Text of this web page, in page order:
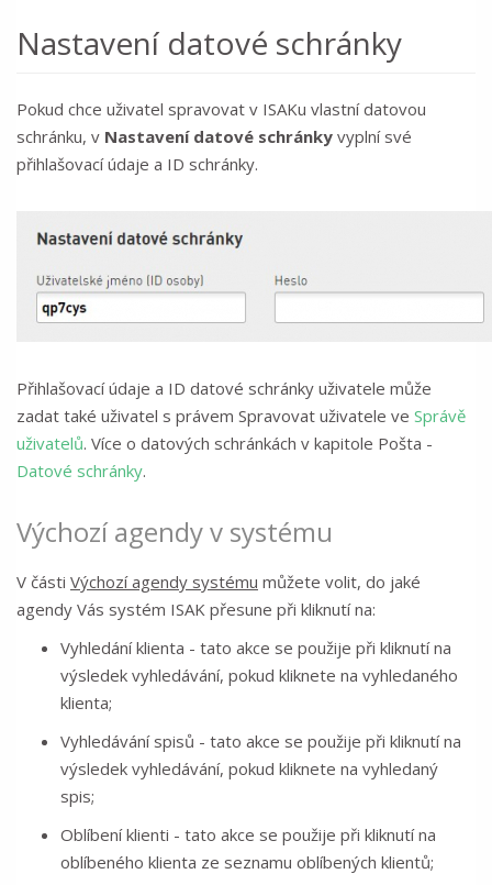
Nastavení datové schránky
Pokud chce uživatel spravovat v ISAKu vlastní datovou
schránku, v Nastavení datové schránky vyplní své
přihlašovací údaje a ID schránky.
Přihlašovací údaje a ID datové schránky uživatele může
zadat také uživatel s právem Spravovat uživatele ve Správě
uživatelů. Více o datových schránkách v kapitole Pošta -
Datové schránky.
Výchozí agendy v systému
V části Výchozí agendy systému můžete volit, do jaké
agendy Vás systém ISAK přesune při kliknutí na:
Vyhledání klienta - tato akce se použije při kliknutí na
výsledek vyhledávání, pokud kliknete na vyhledaného
klienta;
Vyhledávání spisů - tato akce se použije při kliknutí na
výsledek vyhledávání, pokud kliknete na vyhledaný
spis;
Oblíbení klienti - tato akce se použije při kliknutí na
oblíbeného klienta ze seznamu oblíbených klientů;